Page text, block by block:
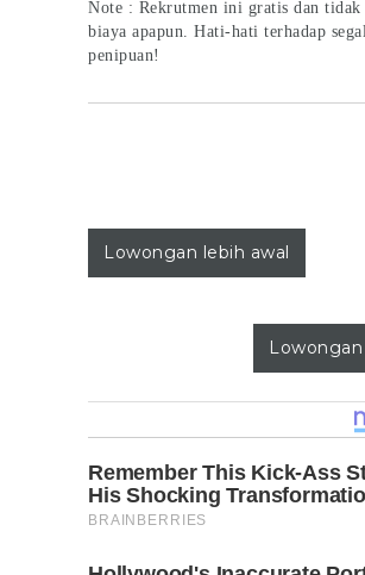
Note : Rekrutmen ini gratis dan
biaya apapun. Hati-hati terhadap
penipuan!
Lowongan lebih awal